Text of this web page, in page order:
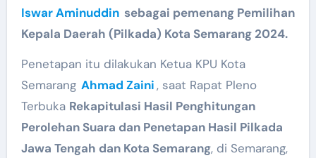
Iswar Aminuddin sebagai pemenang Pemilihan
Kepala Daerah (Pilkada) Kota Semarang 2024.
Penetapan itu dilakukan Ketua KPU Kota
Semarang Ahmad Zaini, saat Rapat Pleno
Terbuka Rekapitulasi Hasil Penghitungan
Perolehan Suara dan Penetapan Hasil Pilkada
Jawa Tengah dan Kota Semarang, di Semarang,